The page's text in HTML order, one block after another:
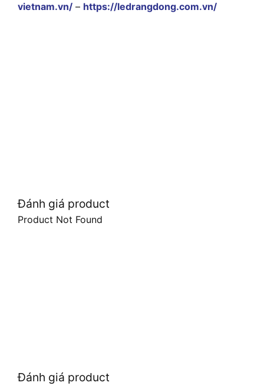
vietnam.vn/ – https://ledrangdong.com.vn/
Đánh giá product
Product Not Found
Đánh giá product